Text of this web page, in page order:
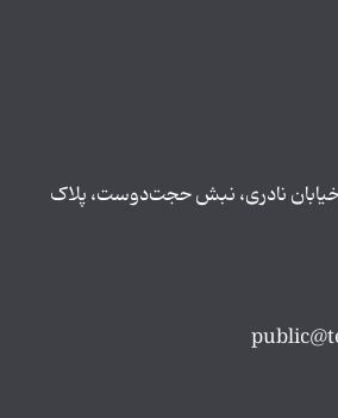
خیابان نادری، نبش حجت‌دوست، پلاک